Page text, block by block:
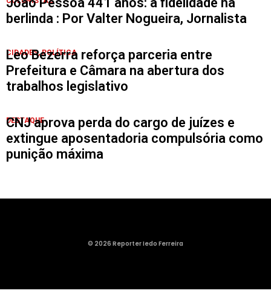
berlinda : Por Valter Nogueira, Jornalista
CIDADES,POLÍTICA
Leo Bezerra reforça parceria entre
Prefeitura e Câmara na abertura dos
trabalhos legislativo
DESTAQUE
CNJ aprova perda do cargo de juízes e
extingue aposentadoria compulsória como
punição máxima
© 2026 Reporter Iedo Ferreira